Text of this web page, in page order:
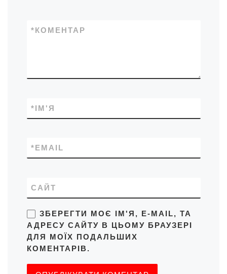
КОМЕНТАР
*
ІМ'Я
*
EMAIL
*
САЙТ
ЗБЕРЕГТИ МОЄ ІМ'Я, E-MAIL, ТА
АДРЕСУ САЙТУ В ЦЬОМУ БРАУЗЕРІ
ДЛЯ МОЇХ ПОДАЛЬШИХ
КОМЕНТАРІВ.